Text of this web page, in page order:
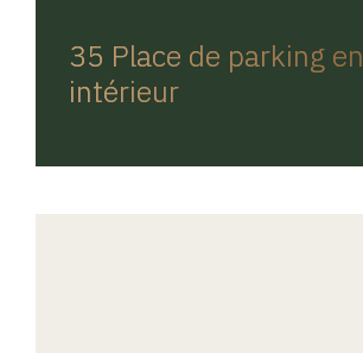
35 Place de parking en
intérieur